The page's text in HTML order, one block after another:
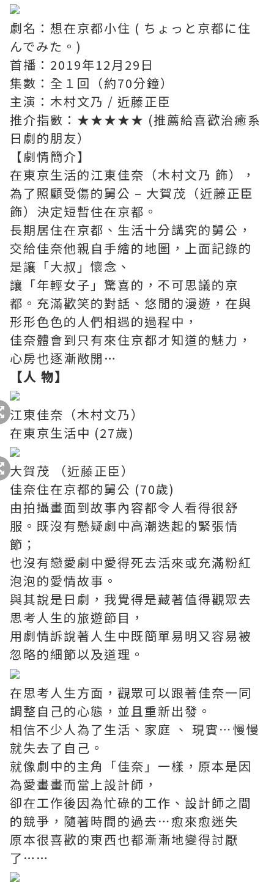
劇名：想在京都小住 ( ちょっと京都に住
んでみた。)
首播：2019年12月29日
集數：全１回（約70分鐘）
主演：木村文乃 / 近藤正臣
推介指數：★★★★★ (推薦給喜歡治癒系
日劇的朋友）
【劇情簡介】
在東京生活的江東佳奈（木村文乃 飾），
為了照顧受傷的舅公 – 大賀茂（近藤正臣
飾）決定短暫住在京都。
長期居住在京都、生活十分講究的舅公，
交給佳奈他親自手繪的地圖，上面記錄的
是讓「大叔」懷念、
讓「年輕女子」驚喜的，不可思議的京
都。充滿歡笑的對話、悠閒的漫遊，在與
形形色色的人們相遇的過程中，
佳奈體會到只有來住京都才知道的魅力，
心房也逐漸敞開…
【人 物】
江東佳奈（木村文乃）
在東京生活中 (27歲)
大賀茂 （近藤正臣）
佳奈住在京都的舅公 (70歲)
由拍攝畫面到故事內容都令人看得很舒
服。既沒有懸疑劇中高潮迭起的緊張情
節；
也沒有戀愛劇中愛得死去活來或充滿粉紅
泡泡的愛情故事。
與其說是日劇，我覺得是藏著值得觀眾去
思考人生的旅遊節目，
用劇情訴說著人生中既簡單易明又容易被
忽略的細節以及道理。
在思考人生方面，觀眾可以跟著佳奈一同
調整自己的心態，並且重新出發。
相信不少人為了生活、家庭 、 現實⋯慢慢
就失去了自己。
就像劇中的主角「佳奈」一樣，原本是因
為愛畫畫而當上設計師，
卻在工作後因為忙碌的工作、設計師之間
的競爭，隨著時間的過去⋯愈來愈迷失
原本很喜歡的東西也都漸漸地變得討厭
了……